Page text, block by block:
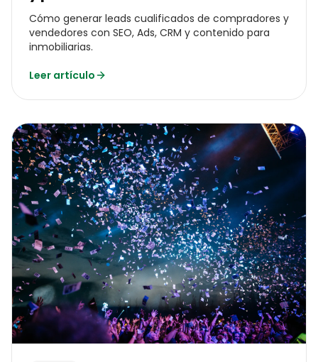
Cómo generar leads cualificados de compradores y
vendedores con SEO, Ads, CRM y contenido para
inmobiliarias.
Leer artículo